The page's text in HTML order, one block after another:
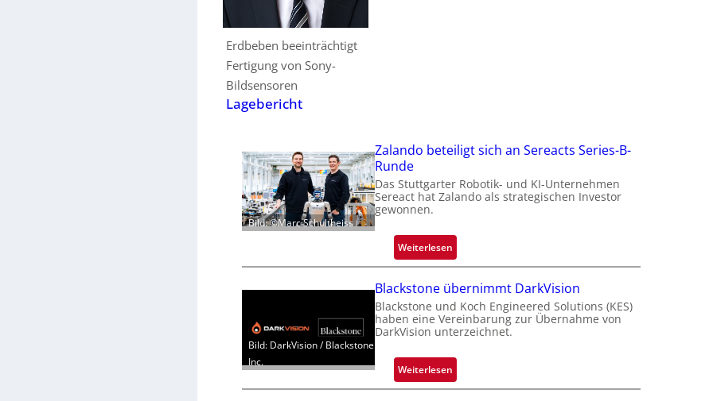
Erdbeben beeinträchtigt
Fertigung von Sony-
Bildsensoren
Lagebericht
Bild: ©Marc Schultheiss
Zalando beteiligt sich an Sereacts Series-B-
Runde
Das Stuttgarter Robotik- und KI-Unternehmen
Sereact hat Zalando als strategischen Investor
gewonnen.
Weiterlesen:
Z
a
l
a
n
o
b
Bild: DarkVision / Blackstone
Inc.
Blackstone übernimmt DarkVision
Blackstone und Koch Engineered Solutions (KES)
haben eine Vereinbarung zur Übernahme von
DarkVision unterzeichnet.
Weiterlesen:
B